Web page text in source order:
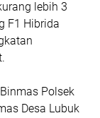
lebih 3
F1 Hibrida
Polsek
Desa Lubuk